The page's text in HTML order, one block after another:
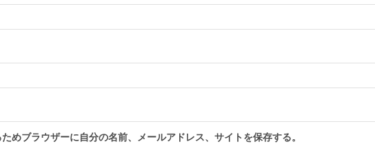
めブラウザーに自分の名前、メールアドレス、サイトを保存する。